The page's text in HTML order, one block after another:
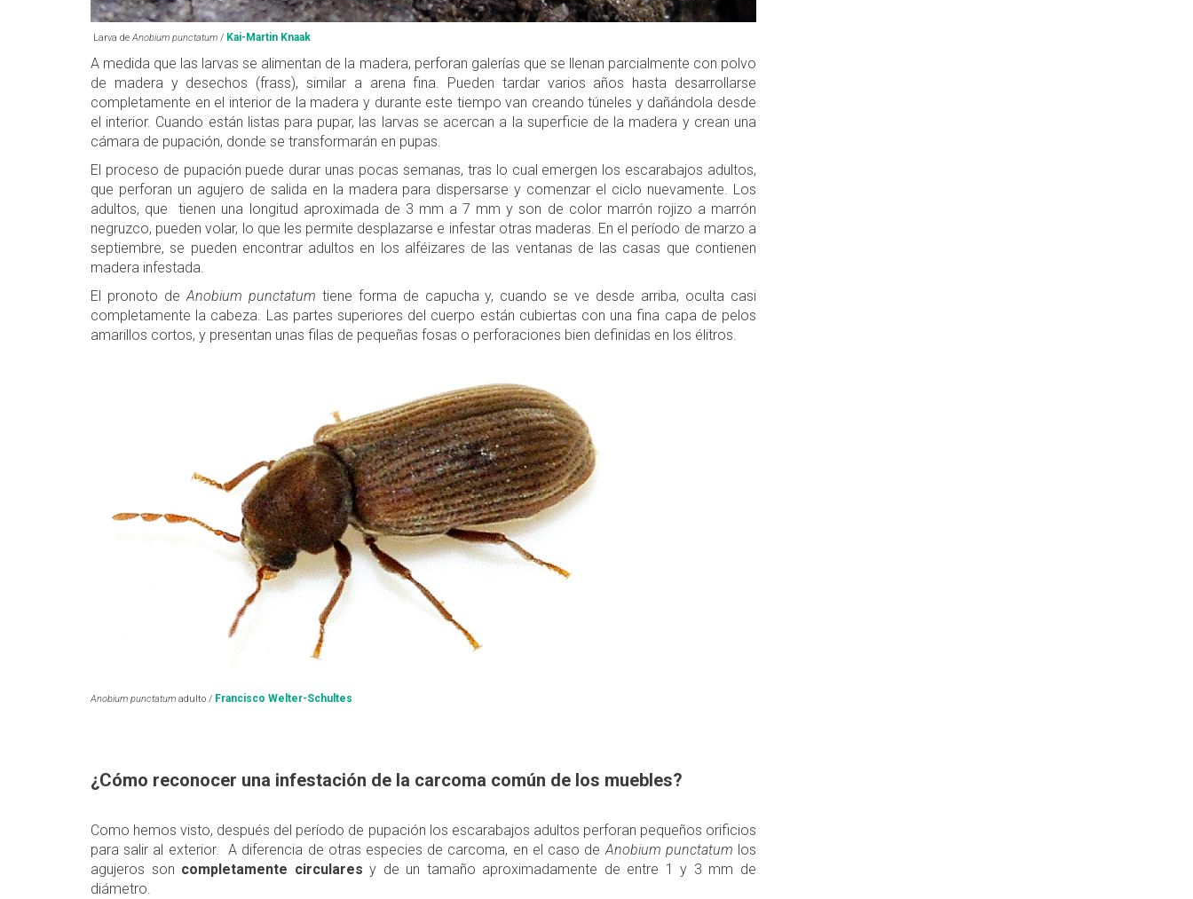
Larva deAnobium punctatum / Kai-Martin Knaak
A medida que las larvas se alimentan de la madera, perforan galerías que se llenan parcialmente con polvo
de madera y desechos (frass), similar a arena fina. Pueden tardar varios años hasta desarrollarse
completamente en el interior de la madera y durante este tiempo van creando túneles y dañándola desde
el interior. Cuando están listas para pupar, las larvas se acercan a la superficie de la madera y crean una
cámara de pupación, donde se transformarán en pupas.
El proceso de pupación puede durar unas pocas semanas, tras lo cual emergen los escarabajos adultos,
que perforan un agujero de salida en la madera para dispersarse y comenzar el ciclo nuevamente. Los
adultos, que tienen una longitud aproximada de 3 mm a 7 mm y son de color marrón rojizo a marrón
negruzco, pueden volar, lo que les permite desplazarse e infestar otras maderas. En el período de marzo a
septiembre, se pueden encontrar adultos en los alféizares de las ventanas de las casas que contienen
madera infestada.
El pronoto deAnobium punctatum tiene forma de capucha y, cuando se ve desde arriba, oculta casi
completamente la cabeza. Las partes superiores del cuerpo están cubiertas con una fina capa de pelos
amarillos cortos, y presentan unas filas de pequeñas fosas o perforaciones bien definidas en los élitros.
Anobium punctatum adulto / Francisco Welter-Schultes
¿Cómo reconocer una infestación de la carcoma común de los muebles?
Como hemos visto, después del período de pupación los escarabajos adultos perforan pequeños orificios
para salir al exterior. A diferencia de otras especies de carcoma, en el caso deAnobium punctatum los
agujeros son completamente circulares y de un tamaño aproximadamente de entre 1 y 3 mm de
diámetro.